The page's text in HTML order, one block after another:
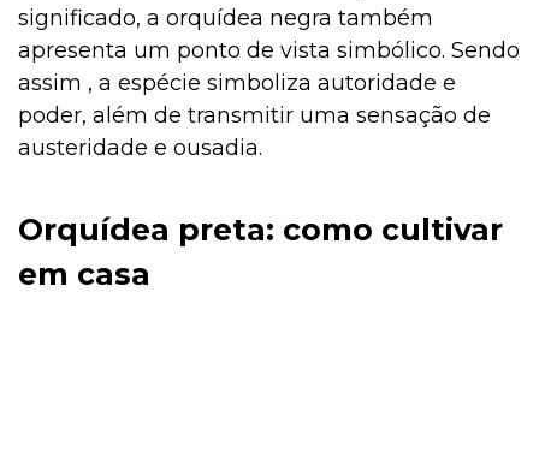
significado, a orquídea negra também
apresenta um ponto de vista simbólico. Sendo
assim , a espécie simboliza autoridade e
poder, além de transmitir uma sensação de
austeridade e ousadia.
Orquídea preta: como cultivar
em casa